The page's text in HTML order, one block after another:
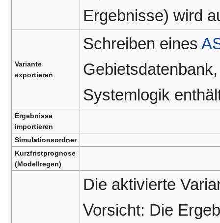
Ergebnisse) wird
Variante
exportieren
Schreiben eines
Systemlogik
Ergebnisse
importieren
Simulationsordner
Kurzfristprognose
(Modellregen)
Die aktivierte
Vorsicht: Die